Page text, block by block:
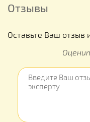
Отзывы
Оставьте Ваш отзыв